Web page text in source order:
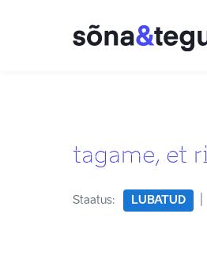
tagame, et
Staatus: LUBATUD